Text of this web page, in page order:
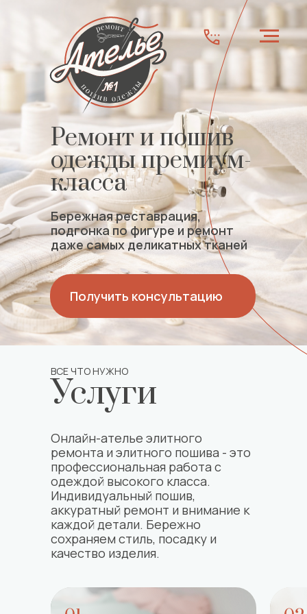
Ремонт и пошив
одежды премиум-
класса
Бережная реставрация,
подгонка по фигуре и ремонт
даже самых деликатных тканей
Получить консультацию
Онлайн-ателье элитного
ремонта и элитного пошива - это
профессиональная работа с
одеждой высокого класса.
Индивидуальный пошив,
аккуратный ремонт и внимание к
каждой детали. Бережно
сохраняем стиль, посадку и
качество изделия.
ВСЕ ЧТО НУЖНО
Услуги